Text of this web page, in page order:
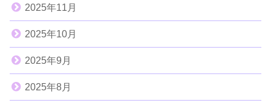
2025年11月
2025年10月
2025年9月
2025年8月